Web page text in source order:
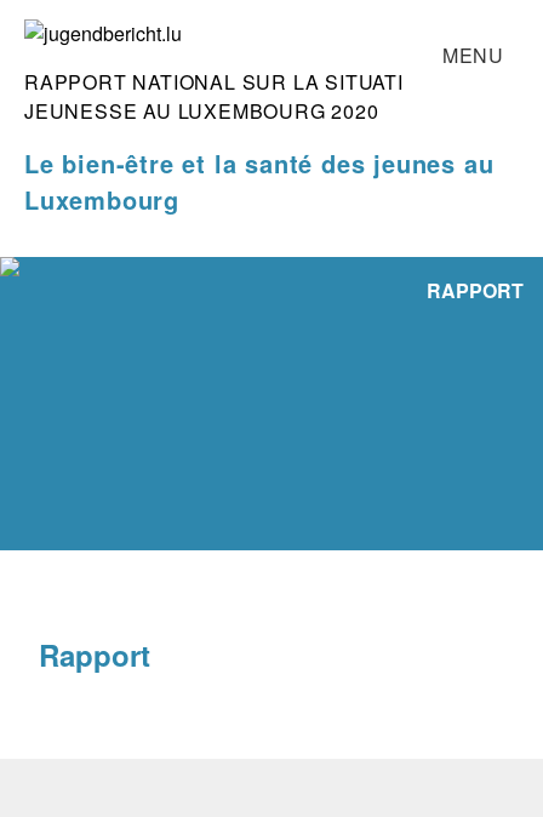
Skip
contentjugendbericht.lu
RAPPORT NATIONAL SUR LA SITUATION DE LA
JEUNESSE AU LUXEMBOURG 2020
Le bien-être et la santédes jeunes au
Luxembourg
MENU
ÉQUIPE
RAPPORT
Rapport